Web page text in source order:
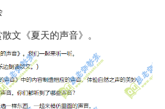
《夏天的声音》。